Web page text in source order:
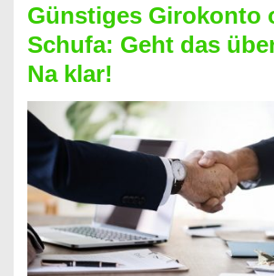
dabei
profitieren
–
So
funktioniert’s
Günstiges Girokonto
Schufa: Geht das
Na klar!